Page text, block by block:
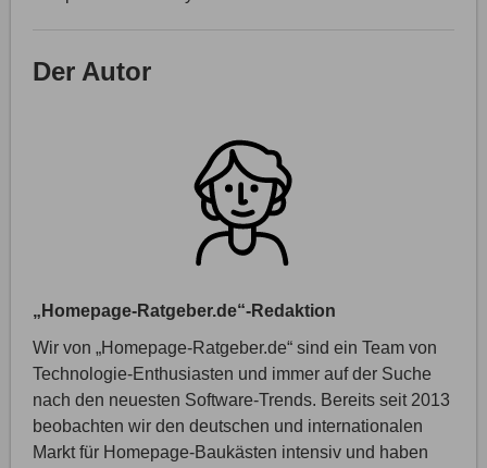
Der Autor
„Homepage-Ratgeber.de“-Redaktion
Wir von „Homepage-Ratgeber.de“ sind ein Team von
Technologie-Enthusiasten und immer auf der Suche
nach den neuesten Software-Trends. Bereits seit 2013
beobachten wir den deutschen und internationalen
Markt für Homepage-Baukästen intensiv und haben